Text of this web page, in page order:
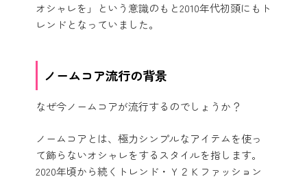
オシャレを」という意識のもと2010年代初頭にもト
レンドとなっていました。
ノームコア流行の背景
なぜ今ノームコアが流行するのでしょうか？
ノームコアとは、極力シンプルなアイテムを使っ
て飾らないオシャレをするスタイルを指します。
2020年頃から続くトレンド・Ｙ２Ｋファッション